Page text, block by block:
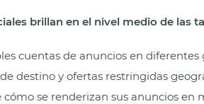
brillan en el nivel medio de las
cuentas de anuncios en diferentes
destino y ofertas restringidas
se renderizan sus anuncios en